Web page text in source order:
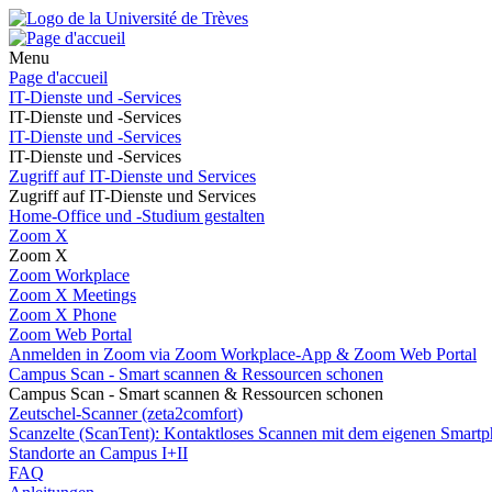
Menu
Page d'accueil
IT-Dienste und -Services
IT-Dienste und -Services
IT-Dienste und -Services
IT-Dienste und -Services
Zugriff auf IT-Dienste und Services
Zugriff auf IT-Dienste und Services
Home-Office und -Studium gestalten
Zoom X
Zoom X
Zoom Workplace
Zoom X Meetings
Zoom X Phone
Zoom Web Portal
Anmelden in Zoom via Zoom Workplace-App & Zoom Web Portal
Campus Scan - Smart scannen & Ressourcen schonen
Campus Scan - Smart scannen & Ressourcen schonen
Zeutschel-Scanner (zeta2comfort)
Scanzelte (ScanTent): Kontaktloses Scannen mit dem eigenen
Standorte an Campus I+II
FAQ